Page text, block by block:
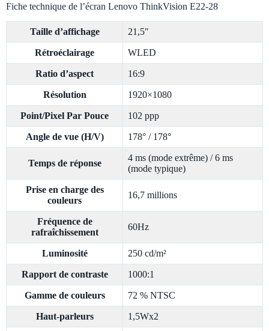
Fiche technique de l’écran Lenovo ThinkVision E22-28
Taille d’affichage 21,5″
Rétroéclairage WLED
Ratio d’aspect 16:9
Résolution 1920×1080
Point/Pixel Par Pouce 102 ppp
Angle de vue (H/V) 178° / 178°
Temps de réponse
4 ms (mode extrême) / 6 ms
(mode typique)
Prise en charge des
couleurs
16,7 millions
Fréquence de
rafraîchissement
60Hz
Luminosité 250 cd/m²
Rapport de contraste 1000:1
Gamme de couleurs 72 % NTSC
Haut-parleurs 1,5Wx2